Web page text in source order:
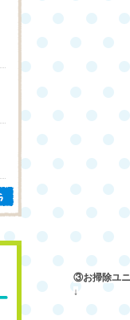
③お掃除ユ
↓